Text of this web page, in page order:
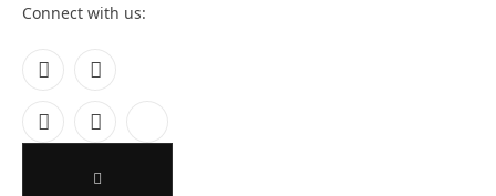
Connect with us:
Facebook
X
InstagramPinterest